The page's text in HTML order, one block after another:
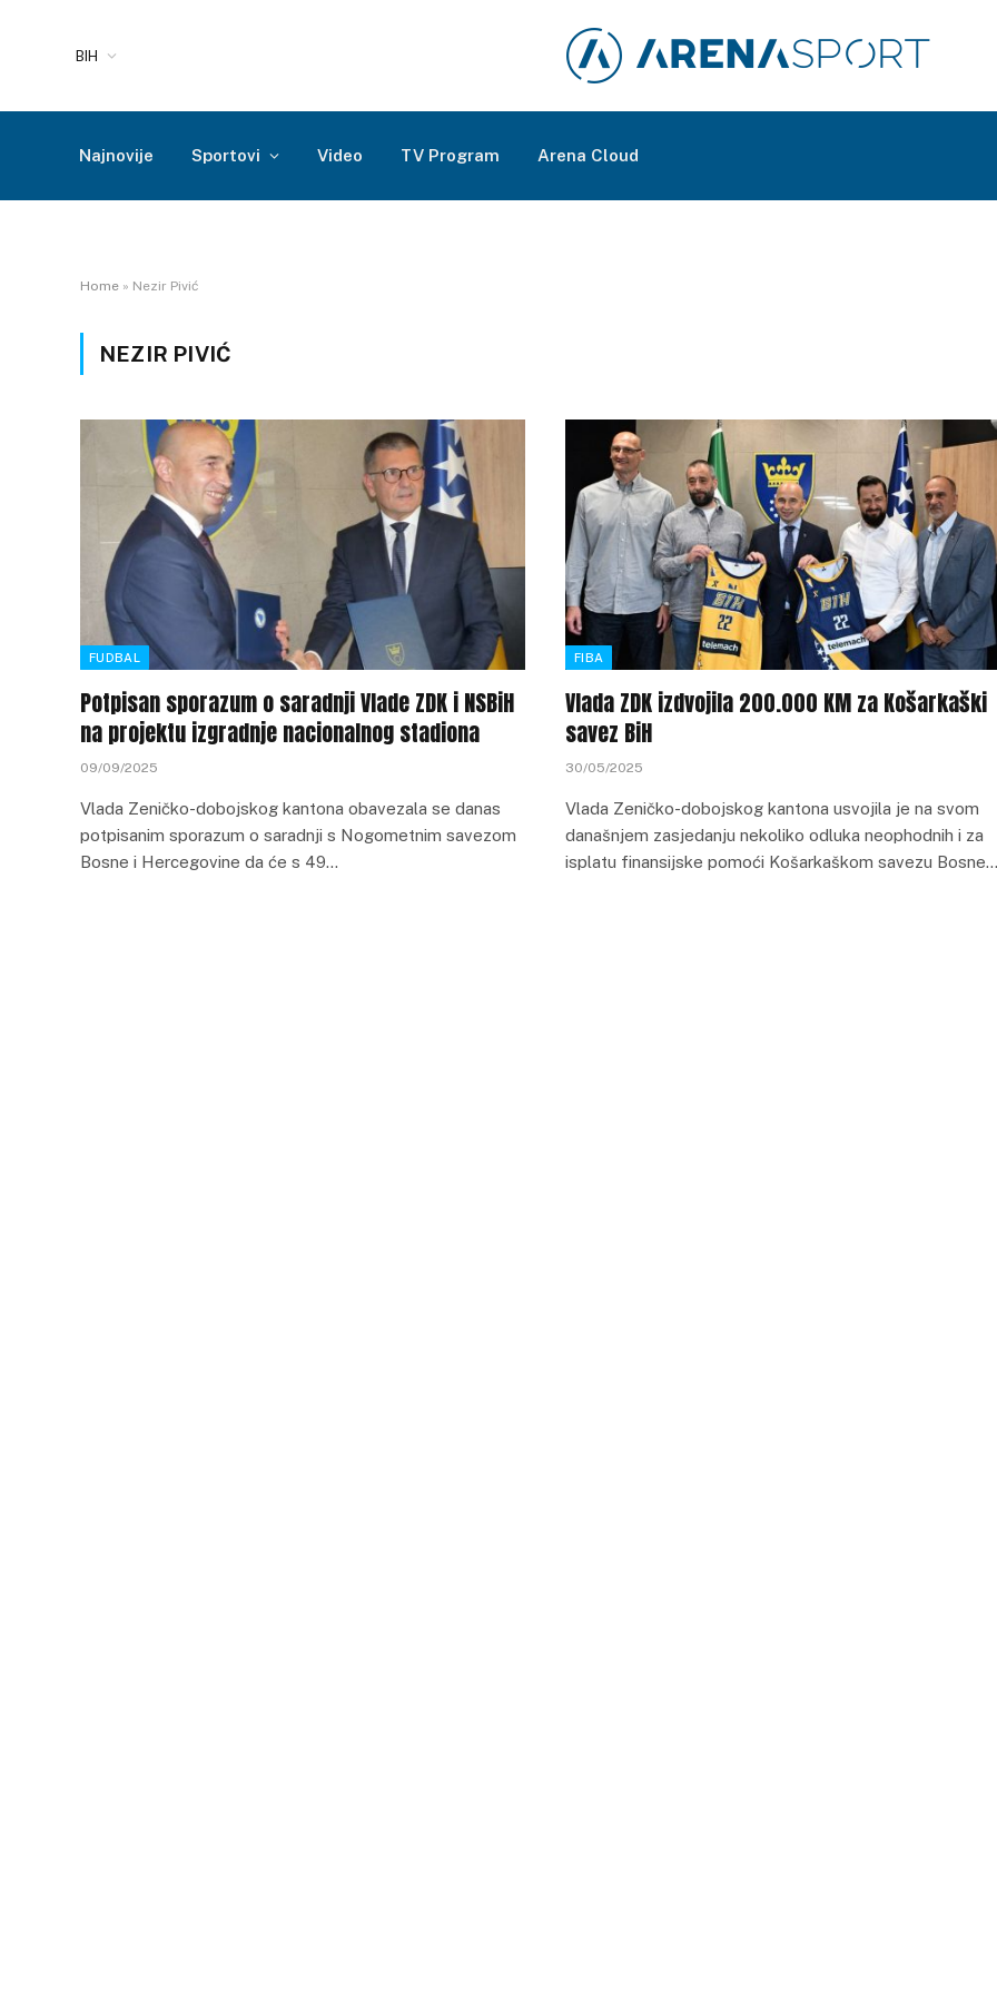
BIH
Najnovije Sportovi Video TV Program Arena Cloud
Home » Nezir Pivić
NEZIR PIVIĆ
FUDBAL
Potpisan sporazum o saradnji Vlade ZDK i NSBiH
na projektu izgradnje nacionalnog stadiona
09/09/2025
Vlada Zeničko-dobojskog kantona obavezala se danas
potpisanim sporazum o saradnji s Nogometnim savezom
Bosne i Hercegovine da će s 49…
FIBA
Vlada ZDK izdvojila 200.000 KM za Košarkaški
savez BiH
30/05/2025
Vlada Zeničko-dobojskog kantona usvojila je na svom
današnjem zasjedanju nekoliko odluka neophodnih i za
isplatu finansijske pomoći Košarkaškom savezu Bosne…